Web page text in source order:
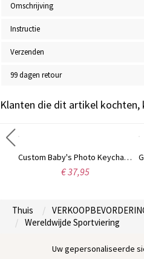
Omschrijving
Instructie
Verzenden
99 dagen retour
Klanten die dit artikel kochten,
Custom Baby's Photo Keychain roestvrij staal
€ 37,95
Thuis
Wereldwijde Sportviering
Uw gepersonaliseerde